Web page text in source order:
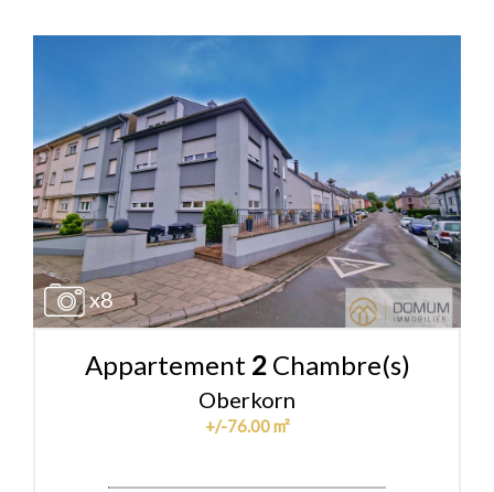
x8
Appartement 2Chambre(s)
Oberkorn
+/-76.00 m²